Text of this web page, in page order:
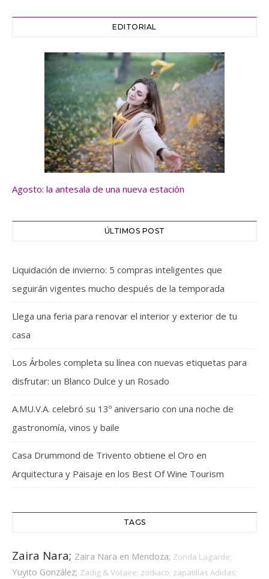
EDITORIAL
Agosto: la antesala de una nueva estación
ÚLTIMOS POST
Liquidación de invierno: 5 compras inteligentes que
seguirán vigentes mucho después de la temporada
Llega una feria para renovar el interior y exterior de tu
casa
Los Árboles completa su línea con nuevas etiquetas para
disfrutar: un Blanco Dulce y un Rosado
A.MU.V.A. celebró su 13º aniversario con una noche de
gastronomía, vinos y baile
Casa Drummond de Trivento obtiene el Oro en
Arquitectura y Paisaje en los Best Of Wine Tourism
TAGS
Zaira Nara; Zaira Nara en Mendoza; Zonda Lagarde;
Yuyito González; Zadig & Votaire; zodiaco; zapatillas Adidas;